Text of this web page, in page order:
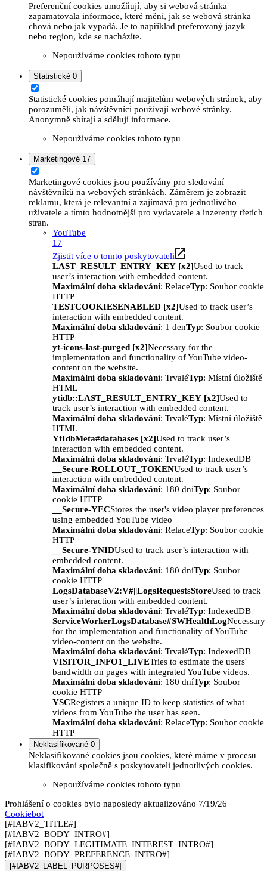
Preferenční cookies umožňují, aby si webová stránka
zapamatovala informace, které mění, jak se webová stránka
chová nebo jak vypadá. Je to například preferovaný jazyk
nebo region, kde se nacházíte.
Nepoužíváme cookies tohoto typu
Statistické 0
Statistické cookies pomáhají majitelům webových stránek, aby
porozuměli, jak návštěvníci používají webové stránky.
Anonymně sbírají a sdělují informace.
Nepoužíváme cookies tohoto typu
Marketingové 17
Marketingové cookies jsou používány pro sledování
návštěvníků na webových stránkách. Záměrem je zobrazit
reklamu, která je relevantní a zajímavá pro jednotlivého
uživatele a tímto hodnotnější pro vydavatele a inzerenty třetích
stran.
YouTube
17
Zjistit více o tomto poskytovateli
LAST_RESULT_ENTRY_KEY [x2]Used to track
user’s interaction with embedded content.
Maximální doba skladování: RelaceTyp: Soubor cookie
HTTP
TESTCOOKIESENABLED [x2]Used to track user’s
interaction with embedded content.
Maximální doba skladování: 1 denTyp: Soubor cookie
HTTP
yt-icons-last-purged [x2]Necessary for the
implementation and functionality of YouTube video-
content on the website.
Maximální doba skladování: TrvaléTyp: Místní úložiště
HTML
ytidb::LAST_RESULT_ENTRY_KEY [x2]Used to
track user’s interaction with embedded content.
Maximální doba skladování: TrvaléTyp: Místní úložiště
HTML
YtIdbMeta#databases [x2]Used to track user’s
interaction with embedded content.
Maximální doba skladování: TrvaléTyp: IndexedDB
__Secure-ROLLOUT_TOKENUsed to track user’s
interaction with embedded content.
Maximální doba skladování: 180 dníTyp: Soubor
cookie HTTP
__Secure-YECStores the user's video player preferences
using embedded YouTube video
Maximální doba skladování: RelaceTyp: Soubor cookie
HTTP
__Secure-YNIDUsed to track user’s interaction with
embedded content.
Maximální doba skladování: 180 dníTyp: Soubor
cookie HTTP
LogsDatabaseV2:V#||LogsRequestsStoreUsed to track
user’s interaction with embedded content.
Maximální doba skladování: TrvaléTyp: IndexedDB
ServiceWorkerLogsDatabase#SWHealthLogNecessary
for the implementation and functionality of YouTube
video-content on the website.
Maximální doba skladování: TrvaléTyp: IndexedDB
VISITOR_INFO1_LIVETries to estimate the users'
bandwidth on pages with integrated YouTube videos.
Maximální doba skladování: 180 dníTyp: Soubor
cookie HTTP
YSCRegisters a unique ID to keep statistics of what
videos from YouTube the user has seen.
Maximální doba skladování: RelaceTyp: Soubor cookie
HTTP
Neklasifikované 0
Neklasifikované cookies jsou cookies, které máme v procesu
klasifikování společně s poskytovateli jednotlivých cookies.
Nepoužíváme cookies tohoto typu
Prohlášení o cookies bylo naposledy aktualizováno 7/19/26
Cookiebot
[#IABV2_TITLE#]
[#IABV2_BODY_INTRO#]
[#IABV2_BODY_LEGITIMATE_INTEREST_INTRO#]
[#IABV2_BODY_PREFERENCE_INTRO#]
[#IABV2_LABEL_PURPOSES#]